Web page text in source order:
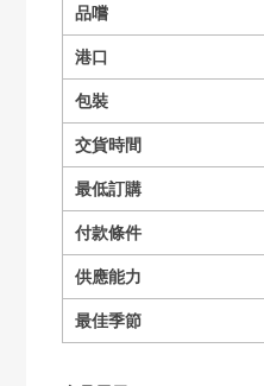
品嚐
港口
包裝
交貨時間
最低訂購
付款條件
供應能力
最佳季節